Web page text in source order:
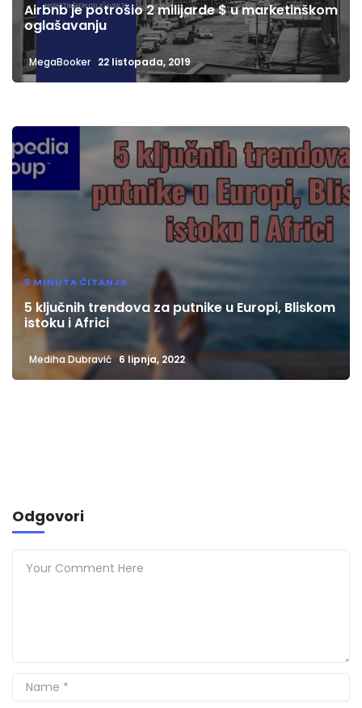
Airbnb je potrošio 2 milijarde $ u marketinškom
oglašavanju
MegaBooker 22 listopada, 2019
5 MINUTA ČITANJA
5 ključnih trendova za putnike u Europi, Bliskom
istoku i Africi
Mediha Dubravić 6 lipnja, 2022
Odgovori